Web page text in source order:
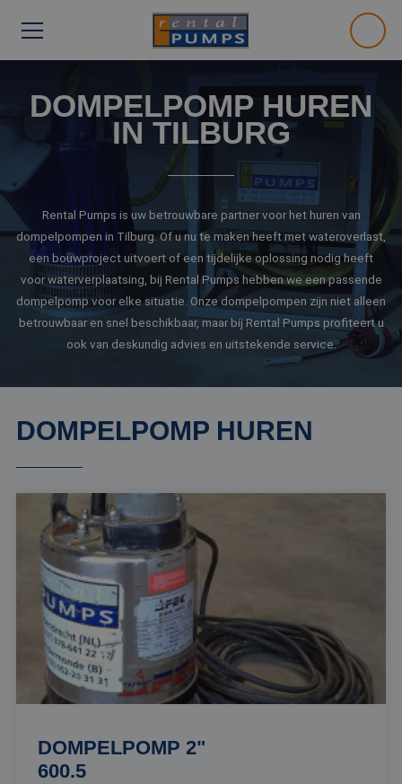
DOMPELPOMP HUREN
IN TILBURG
Rental Pumps is uw betrouwbare partner voor het huren van
dompelpompen in Tilburg. Of u nu te maken heeft met wateroverlast,
een bouwproject uitvoert of een tijdelijke oplossing nodig heeft
voor waterverplaatsing, bij Rental Pumps hebben we een passende
dompelpomp voor elke situatie. Onze dompelpompen zijn niet alleen
betrouwbaar en snel beschikbaar, maar bij Rental Pumps profiteert u
ook van deskundig advies en uitstekende service.
DOMPELPOMP HUREN
DOMPELPOMP 2"
600.5